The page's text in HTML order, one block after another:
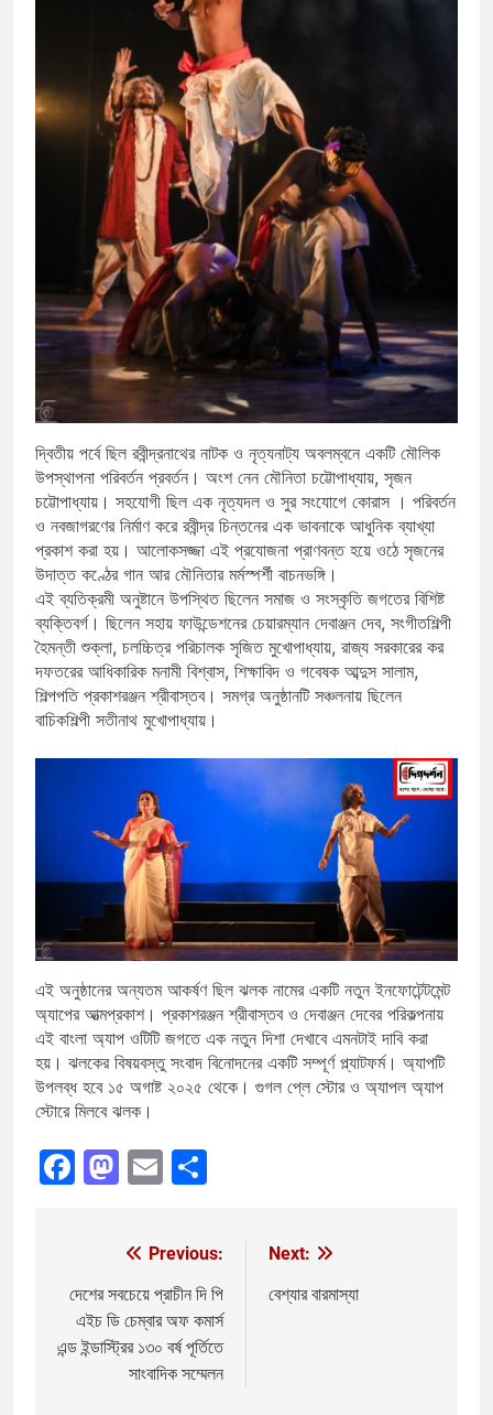
দ্বিতীয় পর্বে ছিল রবীন্দ্রনাথের নাটক ও নৃত্যনাট্য অবলম্বনে একটি মৌলিক
উপস্থাপনা পরিবর্তন প্রবর্তন। অংশ নেন মৌনিতা চট্টোপাধ্যায়, সৃজন
চট্টোপাধ্যায়। সহযোগী ছিল এক নৃত্যদল ও সুর সংযোগে কোরাস । পরিবর্তন
ও নবজাগরণের নির্মাণ করে রবীন্দ্র চিন্তনের এক ভাবনাকে আধুনিক ব্যাখ্যা
প্রকাশ করা হয়। আলোকসজ্জা এই প্রযোজনা প্রাণবন্ত হয়ে ওঠে সৃজনের
উদাত্ত কণ্ঠের গান আর মৌনিতার মর্মস্পর্শী বাচনভঙ্গি।
এই ব্যতিক্রমী অনুষ্টানে উপস্থিত ছিলেন সমাজ ও সংস্কৃতি জগতের বিশিষ্ট
ব্যক্তিবর্গ। ছিলেন সহায় ফাউন্ডেশনের চেয়ারম্যান দেবাঞ্জন দেব, সংগীতশিল্পী
হৈমন্তী শুক্লা, চলচ্চিত্র পরিচালক সৃজিত মুখোপাধ্যায়, রাজ্য সরকারের কর
দফতরের আধিকারিক মনামী বিশ্বাস, শিক্ষাবিদ ও গবেষক আব্দুস সালাম,
শিল্পপতি প্রকাশরঞ্জন শ্রীবাস্তব। সমগ্র অনুষ্ঠানটি সঞ্চলনায় ছিলেন
বাচিকশিল্পী সতীনাথ মুখোপাধ্যায়।
এই অনুষ্ঠানের অন্যতম আকর্ষণ ছিল ঝলক নামের একটি নতুন ইনফোটেন্টমেন্ট
অ্যাপের আত্মপ্রকাশ। প্রকাশরঞ্জন শ্রীবাস্তব ও দেবাঞ্জন দেবের পরিকল্পনায়
এই বাংলা অ্যাপ ওটিটি জগতে এক নতুন দিশা দেখাবে এমনটাই দাবি করা
হয়। ঝলকের বিষয়বস্তু সংবাদ বিনোদনের একটি সম্পূর্ণ প্ল্যাটফর্ম। অ্যাপটি
উপলব্ধ হবে ১৫ অগাষ্ট ২০২৫ থেকে। গুগল প্লে স্টোর ও অ্যাপল অ্যাপ
স্টোরে মিলবে ঝলক।
Facebook
Mastodon
Email
navigation
Previous:
দেশের সবচেয়ে প্রাচীন দি পি
এইচ ডি চেম্বার অফ কমার্স
এন্ড ইন্ডাস্ট্রির ১৩০ বর্ষ পূর্তিতে
সাংবাদিক সম্মেলন
Next:
বেশ্যার বারমাস্যা